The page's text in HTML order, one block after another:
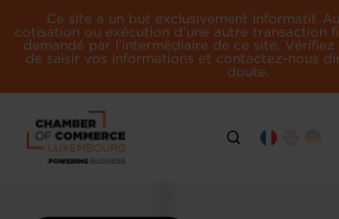
Ce site a un but exclusivement informatif.
cotisation ou exécution d'une autre transaction
demandé par l'intermédiaire de ce site. Vérifiez
de saisir vos informations et contactez-nous
doute.